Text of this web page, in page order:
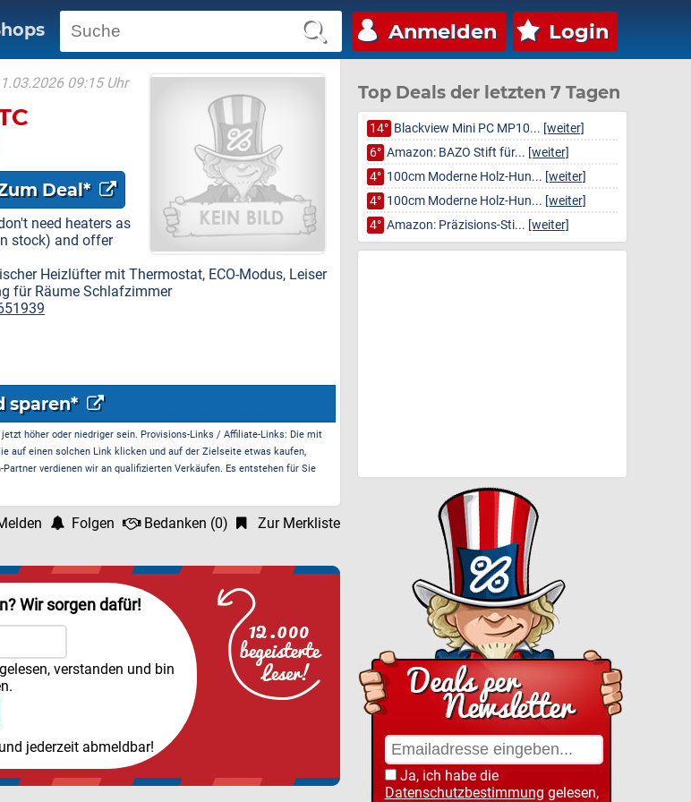
Anmelden Login
09:15 Uhr
Deal*
need heaters as
stock) and offer
Heizlüfter mit Thermostat, ECO-Modus, Leiser
für Räume Schlafzimmer
sparen*
höher oder niedriger sein. Provisions-Links / Affiliate-Links: Die mit
auf einen solchen Link klicken und auf der Zielseite etwas kaufen,
verdienen wir an qualifizierten Verkäufen. Es entstehen für Sie
Folgen Bedanken (0) Zur Merkliste
Wir sorgen dafür!
gelesen, verstanden und bin
jederzeit abmeldbar!
Top Deals der letzten 7 Tagen
14° Blackview Mini PC MP10... [weiter]
6° Amazon: BAZO Stift für... [weiter]
4° 100cm Moderne Holz-Hun... [weiter]
4° 100cm Moderne Holz-Hun... [weiter]
4° Amazon: Präzisions-Sti... [weiter]
Ja, ich habe die
Datenschutzbestimmung gelesen,